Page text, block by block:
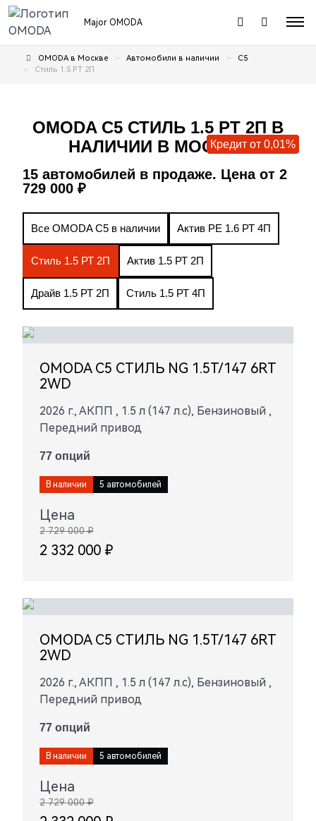
Major OMODA
OMODA в Москве Автомобили в наличии
C5
Стиль 1.5 РТ 2П
OMODA C5 СТИЛЬ 1.5 РТ 2П В
НАЛИЧИИ В МОСКВЕ
15 автомобилей в продаже. Цена от 2
729 000 ₽
Все OMODA C5 в наличии Актив РЕ 1.6 РТ 4П
Стиль 1.5 РТ 2П Актив 1.5 РТ 2П
Драйв 1.5 РТ 2П Стиль 1.5 РТ 4П
Кредит от 0,01%
OMODA C5 СТИЛЬ NG 1.5T/147 6RT
2WD
2026 г., АКПП , 1.5 л (147 л.с), Бензиновый ,
Передний привод
77 опций
В наличии 5 автомобилей
Цена
2 729 000 ₽
2 332 000 ₽
Кредит от 0,01%
OMODA C5 СТИЛЬ NG 1.5T/147 6RT
2WD
2026 г., АКПП , 1.5 л (147 л.с), Бензиновый ,
Передний привод
77 опций
В наличии 5 автомобилей
Цена
2 729 000 ₽
Кредит от 0,01%
Кредит от 0,01%
Кредит от 0,01%
Кредит от 0,01%
Кредит от 0,01%
Кредит от 0,01%